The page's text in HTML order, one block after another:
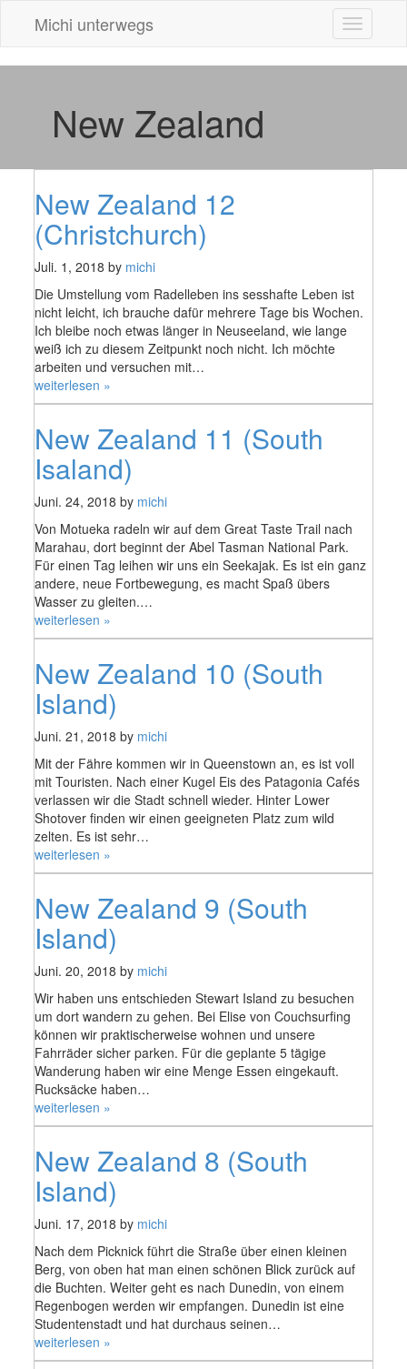
Toggle
Michi unterwegs
New Zealand
New Zealand 12
(Christchurch)
Juli. 1, 2018 by michi
Die Umstellung vom Radelleben ins sesshafte Leben ist
nicht leicht, ich brauche dafür mehrere Tage bis Wochen.
Ich bleibe noch etwas länger in Neuseeland, wie lange
weiß ich zu diesem Zeitpunkt noch nicht. Ich möchte
arbeiten und versuchen mit…
„New
Zealand
(Christchurch)“
weiterlesen »
New Zealand 11 (South
Isaland)
Juni. 24, 2018 by michi
Von Motueka radeln wir auf dem Great Taste Trail nach
Marahau, dort beginnt der Abel Tasman National Park.
Für einen Tag leihen wir uns ein Seekajak. Es ist ein ganz
andere, neue Fortbewegung, es macht Spaß übers
Wasser zu gleiten.…
„New
Zealand
(South
Isaland)“
weiterlesen »
New Zealand 10 (South
Island)
Juni. 21, 2018 by michi
Mit der Fähre kommen wir in Queenstown an, es ist voll
mit Touristen. Nach einer Kugel Eis des Patagonia Cafés
verlassen wir die Stadt schnell wieder. Hinter Lower
Shotover finden wir einen geeigneten Platz zum wild
zelten. Es ist sehr…
„New
Zealand
(South
Island)“
weiterlesen »
New Zealand 9 (South
Island)
Juni. 20, 2018 by michi
Wir haben uns entschieden Stewart Island zu besuchen
um dort wandern zu gehen. Bei Elise von Couchsurfing
können wir praktischerweise wohnen und unsere
Fahrräder sicher parken. Für die geplante 5 tägige
Wanderung haben wir eine Menge Essen eingekauft.
Rucksäcke haben…
„New
Zealand
(South
Island)“
weiterlesen »
New Zealand 8 (South
Island)
Juni. 17, 2018 by michi
Nach dem Picknick führt die Straße über einen kleinen
Berg, von oben hat man einen schönen Blick zurück auf
die Buchten. Weiter geht es nach Dunedin, von einem
Regenbogen werden wir empfangen. Dunedin ist eine
Studentenstadt und hat durchaus seinen…
„New
Zealand
weiterlesen »